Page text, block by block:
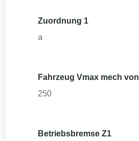
Zuordnung 1
a
Fahrzeug Vmax mech von
250
Betriebsbremse Z1